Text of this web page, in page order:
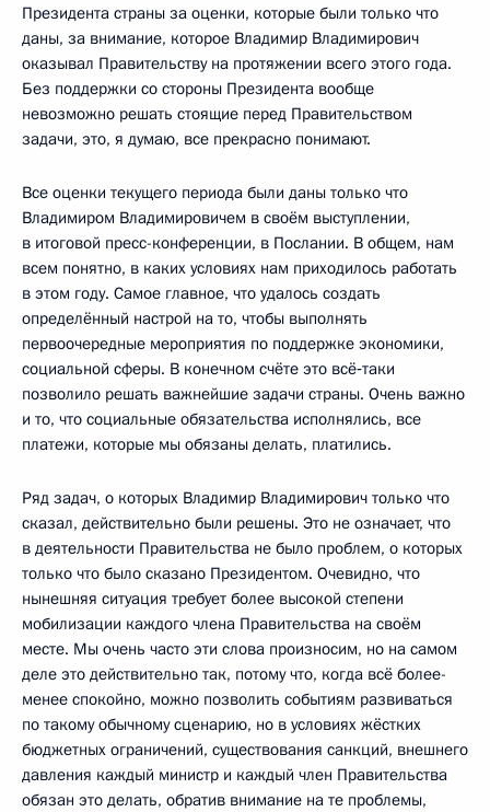
Президента страны за оценки, которые были только что
даны, за внимание, которое Владимир Владимирович
оказывал Правительству на протяжении всего этого года.
Без поддержки со стороны Президента вообще
невозможно решать стоящие перед Правительством
задачи, это, я думаю, все прекрасно понимают.
Все оценки текущего периода были даны только что
Владимиром Владимировичем в своём выступлении,
в итоговой пресс-конференции, в Послании. В общем, нам
всем понятно, в каких условиях нам приходилось работать
в этом году. Самое главное, что удалось создать
определённый настрой на то, чтобы выполнять
первоочередные мероприятия по поддержке экономики,
социальной сферы. В конечном счёте это всё‑таки
позволило решать важнейшие задачи страны. Очень важно
и то, что социальные обязательства исполнялись, все
платежи, которые мы обязаны делать, платились.
Ряд задач, о которых Владимир Владимирович только что
сказал, действительно были решены. Это не означает, что
в деятельности Правительства не было проблем, о которых
только что было сказано Президентом. Очевидно, что
нынешняя ситуация требует более высокой степени
мобилизации каждого члена Правительства на своём
месте. Мы очень часто эти слова произносим, но на самом
деле это действительно так, потому что, когда всё более-
менее спокойно, можно позволить событиям развиваться
по такому обычному сценарию, но в условиях жёстких
бюджетных ограничений, существования санкций, внешнего
давления каждый министр и каждый член Правительства
обязан это делать, обратив внимание на те проблемы,